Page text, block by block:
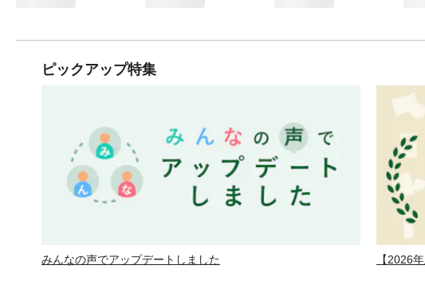
ピックアップ特集
みんなの声でアップデートしました 【2026